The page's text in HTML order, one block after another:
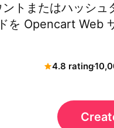
トまたはハッシ
を Opencart Web
4.8 rating